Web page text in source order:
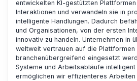
entwickelten KI-gestützten
Interaktionen und verwandeln sie in
intelligente Handlungen. Dadurch
und Organisationen, von der ersten
innovativ zu handeln. Unternehmen in
weltweit vertrauen auf die Plattformen
branchenübergreifend eingesetzt
Systeme und Arbeitsabläufe intelligent
ermöglichen wir effizienteres